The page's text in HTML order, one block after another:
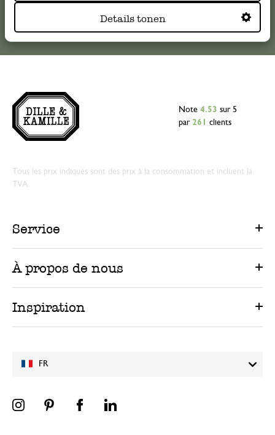
Details tonen
FR
Note 4.53 sur 5
par 261 clients
Tous les prix indiqués sont des prix à la consommation et incluent la
TVA.
Service
À propos de nous
Inspiration